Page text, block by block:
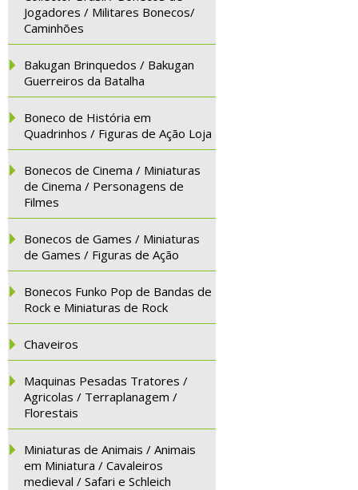
Jogadores / Militares Bonecos/
Caminhões
Bakugan Brinquedos / Bakugan
Guerreiros da Batalha
Boneco de História em
Quadrinhos / Figuras de Ação Loja
Bonecos de Cinema / Miniaturas
de Cinema / Personagens de
Filmes
Bonecos de Games / Miniaturas
de Games / Figuras de Ação
Bonecos Funko Pop de Bandas de
Rock e Miniaturas de Rock
Chaveiros
Maquinas Pesadas Tratores /
Agricolas / Terraplanagem /
Florestais
Miniaturas de Animais / Animais
em Miniatura / Cavaleiros
medieval / Safari e Schleich